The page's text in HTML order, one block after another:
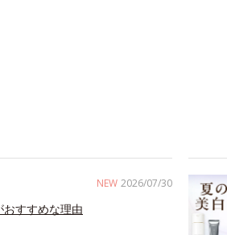
NEW 2026/07/30
すすめな理由